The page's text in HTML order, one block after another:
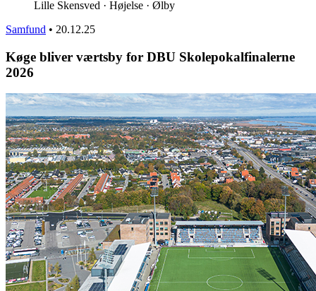
Lille Skensved · Højelse · Ølby
Samfund • 20.12.25
Køge bliver værtsby for DBU Skolepokalfinalerne
2026